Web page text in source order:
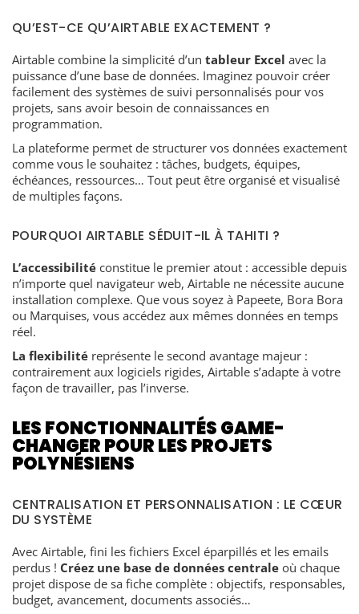
QU’EST-CE QU’AIRTABLE EXACTEMENT ?
Airtable combine la simplicité d’un tableur Excel avec la
puissance d’une base de données. Imaginez pouvoir créer
facilement des systèmes de suivi personnalisés pour vos
projets, sans avoir besoin de connaissances en
programmation.
La plateforme permet de structurer vos données exactement
comme vous le souhaitez : tâches, budgets, équipes,
échéances, ressources… Tout peut être organisé et visualisé
de multiples façons.
POURQUOI AIRTABLE SÉDUIT-IL À TAHITI ?
L’accessibilité constitue le premier atout : accessible depuis
n’importe quel navigateur web, Airtable ne nécessite aucune
installation complexe. Que vous soyez à Papeete, Bora Bora
ou Marquises, vous accédez aux mêmes données en temps
réel.
La flexibilité représente le second avantage majeur :
contrairement aux logiciels rigides, Airtable s’adapte à votre
façon de travailler, pas l’inverse.
LES FONCTIONNALITÉS GAME-
CHANGER POUR LES PROJETS
POLYNÉSIENS
CENTRALISATION ET PERSONNALISATION : LE CŒUR
DU SYSTÈME
Avec Airtable, fini les fichiers Excel éparpillés et les emails
perdus ! Créez une base de données centrale où chaque
projet dispose de sa fiche complète : objectifs, responsables,
budget, avancement, documents associés…